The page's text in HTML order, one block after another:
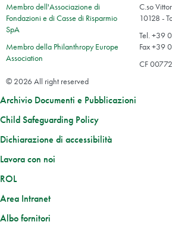
Membro dell'Associazione di
Fondazioni e di Casse di Risparmio
SpA
Membro della Philanthropy Europe
Association
C.so
10128 -
Tel. +39
Fax +39
CF
© 2026 All right reserved
Archivio Documenti e Pubblicazioni
Child Safeguarding Policy
Dichiarazione di accessibilità
Lavora con noi
ROL
Area Intranet
Albo fornitori